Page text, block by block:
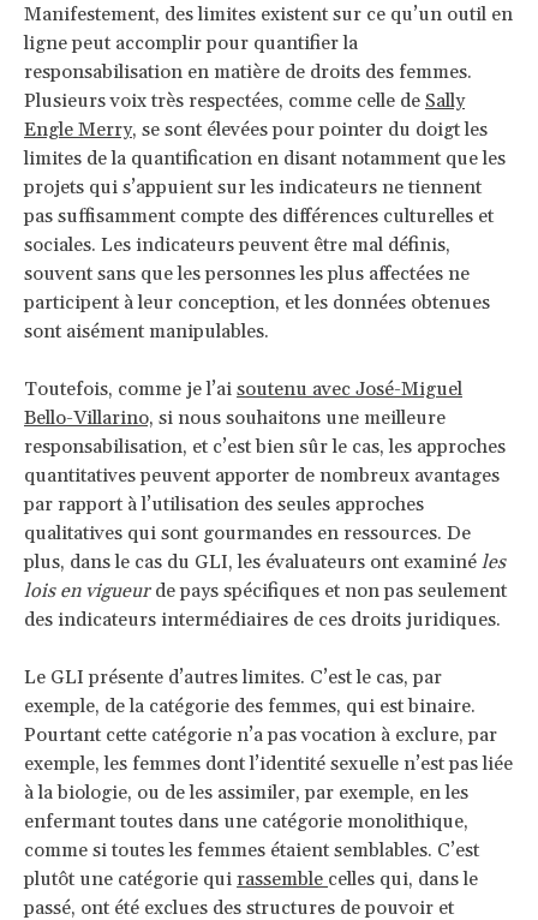
Manifestement, des limites existent sur ce qu’un outil en
ligne peut accomplir pour quantifier la
responsabilisation en matière de droits des femmes.
Plusieurs voix très respectées, comme celle de Sally
Engle Merry, se sont élevées pour pointer du doigt les
limites de la quantification en disant notamment que les
projets qui s’appuient sur les indicateurs ne tiennent
pas suffisamment compte des différences culturelles et
sociales. Les indicateurs peuvent être mal définis,
souvent sans que les personnes les plus affectées ne
participent à leur conception, et les données obtenues
sont aisément manipulables.
Toutefois, comme je l’ai soutenu avec José-Miguel
Bello-Villarino, si nous souhaitons une meilleure
responsabilisation, et c’est bien sûr le cas, les approches
quantitatives peuvent apporter de nombreux avantages
par rapport à l’utilisation des seules approches
qualitatives qui sont gourmandes en ressources. De
plus, dans le cas du GLI, les évaluateurs ont examiné les
lois en vigueur de pays spécifiques et non pas seulement
des indicateurs intermédiaires de ces droits juridiques.
Le GLI présente d’autres limites. C’est le cas, par
exemple, de la catégorie des femmes, qui est binaire.
Pourtant cette catégorie n’a pas vocation à exclure, par
exemple, les femmes dont l’identité sexuelle n’est pas liée
à la biologie, ou de les assimiler, par exemple, en les
enfermant toutes dans une catégorie monolithique,
comme si toutes les femmes étaient semblables. C’est
plutôt une catégorie qui rassemble celles qui, dans le
passé, ont été exclues des structures de pouvoir et